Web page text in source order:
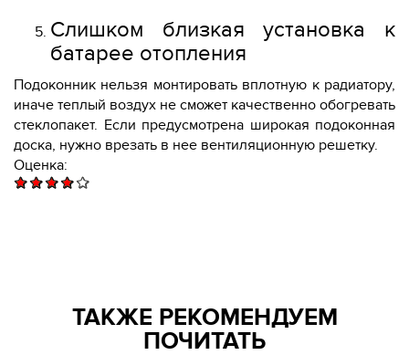
Слишком близкая установка к
батарее отопления
Подоконник нельзя монтировать вплотную к радиатору,
иначе теплый воздух не сможет качественно обогревать
стеклопакет. Если предусмотрена широкая подоконная
доска, нужно врезать в нее вентиляционную решетку.
Оценка:
ТАКЖЕ РЕКОМЕНДУЕМ
ПОЧИТАТЬ